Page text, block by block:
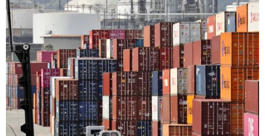
lớn, việc khó cho kinh tế tư nhân
05/08/2026 07:39
Nghị quyết 10-NQ/TW: Kiến tạo hệ
sinh thái đầu tư hấp dẫn doanh
nghiệp FDI
05/08/2026 03:59